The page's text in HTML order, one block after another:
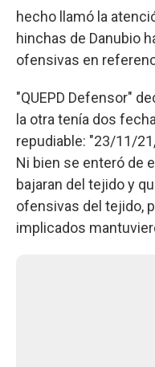
hecho llamó la
hinchas de Danubio
ofensivas en
"QUEPD Defensor"
la otra tenía dos
repudiable: "23/11/
Ni bien se enteró de
bajaran del tejido y
ofensivas del tejido,
implicados